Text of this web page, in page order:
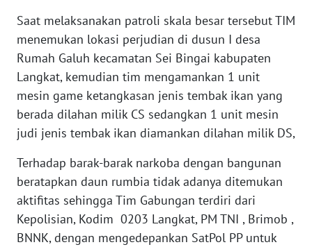
Saat melaksanakan patroli skala besar tersebut TIM
menemukan lokasi perjudian di dusun I desa
Rumah Galuh kecamatan Sei Bingai kabupaten
Langkat, kemudian tim mengamankan 1 unit
mesin game ketangkasan jenis tembak ikan yang
berada dilahan milik CS sedangkan 1 unit mesin
judi jenis tembak ikan diamankan dilahan milik DS,
Terhadap barak-barak narkoba dengan bangunan
beratapkan daun rumbia tidak adanya ditemukan
aktifitas sehingga Tim Gabungan terdiri dari
Kepolisian, Kodim 0203 Langkat, PM TNI , Brimob ,
BNNK, dengan mengedepankan SatPol PP untuk
NTB
WN
SULTENG
WN
SULBAR
WN
BABEL
WN
SUMBAR